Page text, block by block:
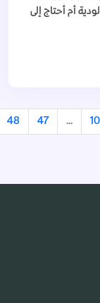
أم أحتاج إلى
10
...
47
48